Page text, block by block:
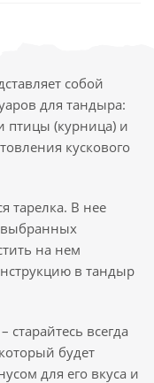
собой
для тандыра:
птицы (курница) и
кускового
тарелка. В нее
выбранных
на нем
в тандыр
всегда
будет
для его вкуса и